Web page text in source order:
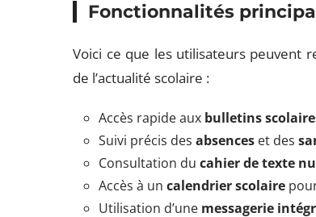
Fonctionnalités
Voici ce que les utilisateurs peuvent
de l’actualité scolaire :
Accès rapide aux bulletins
Suivi précis desabsences et des
Consultation ducahier de texte
Accès à uncalendrier scolaire
Utilisation d’une messagerie